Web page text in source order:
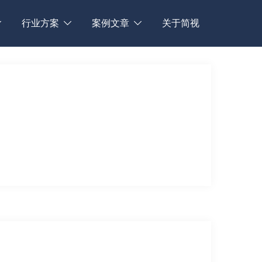
行业方案 案例文章 关于简视